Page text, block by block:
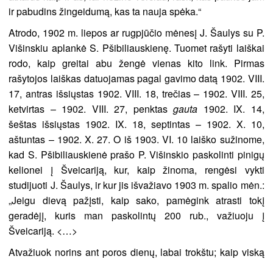
ir pabudins žingeidumą, kas ta nauja spėka.“
Atrodo, 1902 m. liepos ar rugpjūčio mėnesį J. Šaulys su P.
Višinskiu aplankė S. Pšibiliauskienę. Tuomet rašyti laiškai
rodo, kaip greitai abu žengė vienas kito link. Pirmas
rašytojos laiškas datuojamas pagal gavimo datą 1902. VIII.
17, antras išsiųstas 1902. VIII. 18, trečias – 1902. VIII. 25,
ketvirtas – 1902. VIII. 27, penktasgauta 1902. IX. 14,
šeštas išsiųstas 1902. IX. 18, septintas – 1902. X. 10,
aštuntas – 1902. X. 27. O iš 1903. VI. 10 laiško sužinome,
kad S. Pšibiliauskienė prašo P. Višinskio paskolinti pinigų
kelionei į Šveicariją, kur, kaip žinoma, rengėsi vykti
studijuoti J. Šaulys, ir kur jis išvažiavo 1903 m. spalio mėn.:
„Jeigu dievą pažįsti, kaip sako, pamėgink atrasti tokį
geradėjį, kuris man paskolintų 200 rub., važiuoju į
Šveicariją. <…>
Atvažiuok norins ant poros dienų, labai trokštu; kaip viską